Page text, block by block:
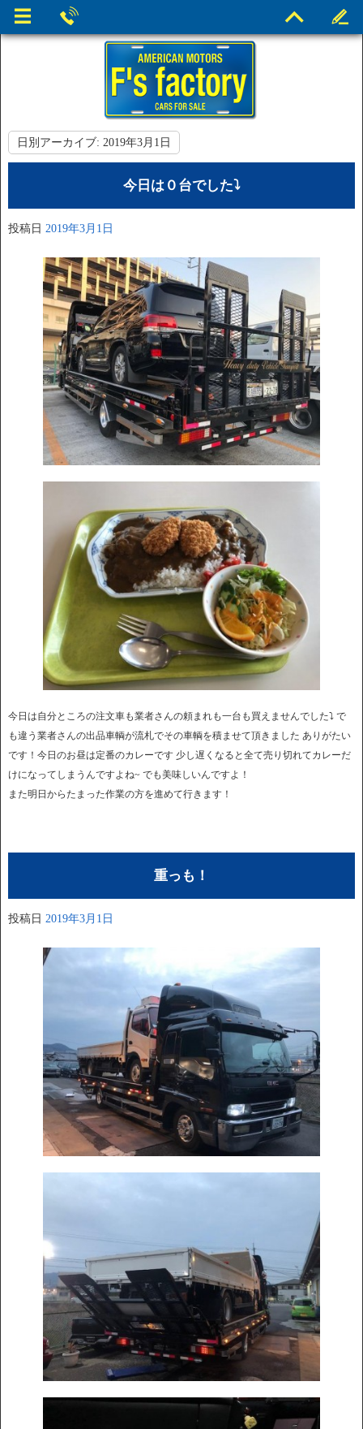
日別アーカイブ: 2019年3月1日
今日は０台でした⤵︎
投稿日 2019年3月1日
今日は自分ところの注文車も業者さんの頼まれも一台も買えませんでした⤵︎ で
も違う業者さんの出品車輌が流札でその車輌を積ませて頂きました ありがたい
です！今日のお昼は定番のカレーです 少し遅くなると全て売り切れてカレーだ
けになってしまうんですよね~ でも美味しいんですよ！
また明日からたまった作業の方を進めて行きます！
重っも！
投稿日 2019年3月1日